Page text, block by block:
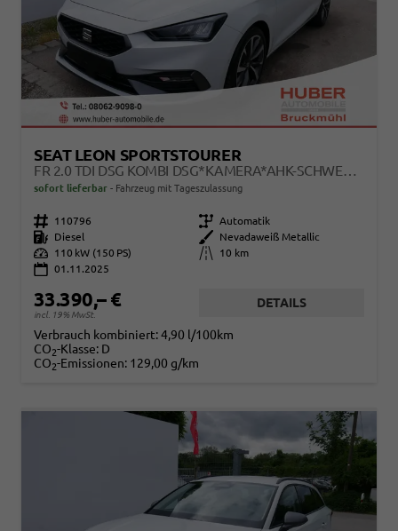
SEAT LEON SPORTSTOURER
FR 2.0 TDI DSG KOMBI DSG*KAMERA*AHK-SCHWENKBAR*NAVI*TEMPOMAT*WINTERPAKET*
sofort lieferbar Fahrzeug mit Tageszulassung
Fahrzeugnr. 110796 Getriebe Automatik
Kraftstoff
Diesel Außenfarbe
Nevadaweiß Metallic
Leistung
110 kW (150 PS) Kilometerstand
10 km
01.11.2025
33.390,– €
incl. 19% MwSt.
DETAILS
Verbrauch kombiniert:4,90 l/100km
CO2-Klasse: D
CO2-Emissionen: 129,00 g/km